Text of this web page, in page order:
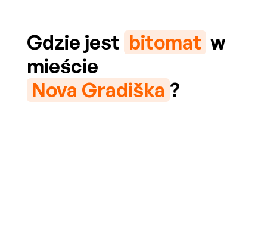
Gdzie jest bitomat w
mieście
Nova Gradiška ?